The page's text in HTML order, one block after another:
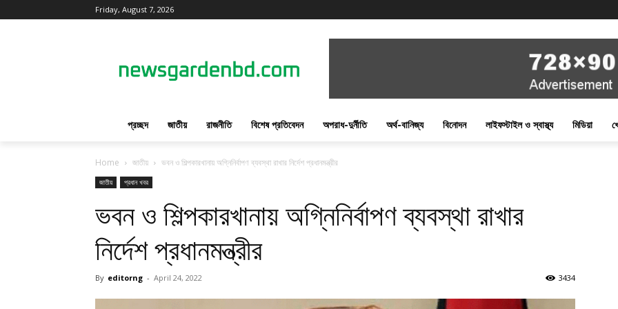
Friday, August 7, 2026
প্রচ্ছদ জাতীয় রাজনীতি বিশেষ প্রতিবেদন অপরাধ-দুর্নীতি অর্থ-বানিজ্য বিনোদন লাইফস্টাইল ও স্বাস্থ্য মিডিয়া
Home জাতীয় ভবন ও শিল্পকারখানায় অগ্নিনির্বাপণ ব্যবস্থা রাখার নির্দেশ প্রধানমন্ত্রীর
জাতীয় প্রধান খবর
ভবন ও শিল্পকারখানায় অগ্নিনির্বাপণ ব্যবস্থা রাখার
নির্দেশ প্রধানমন্ত্রীর
By editorng - April 24, 2022 3434